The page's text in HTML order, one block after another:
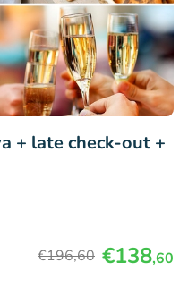
+ late check-out +
€196,60 €138,60